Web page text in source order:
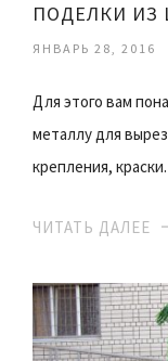
ЯНВАРЬ 28, 2016
Для этого вам
металлу для
крепления,
ЧИТАТЬ ДАЛЕЕ